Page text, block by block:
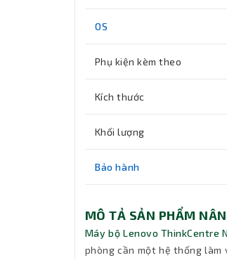
OS
Phụ kiện kèm theo
Kích thước
Khối lượng
Bảo hành
MÔ TẢ SẢN PHẨM
Máy bộ Lenovo ThinkCentre
phòng cần một hệ thống làm